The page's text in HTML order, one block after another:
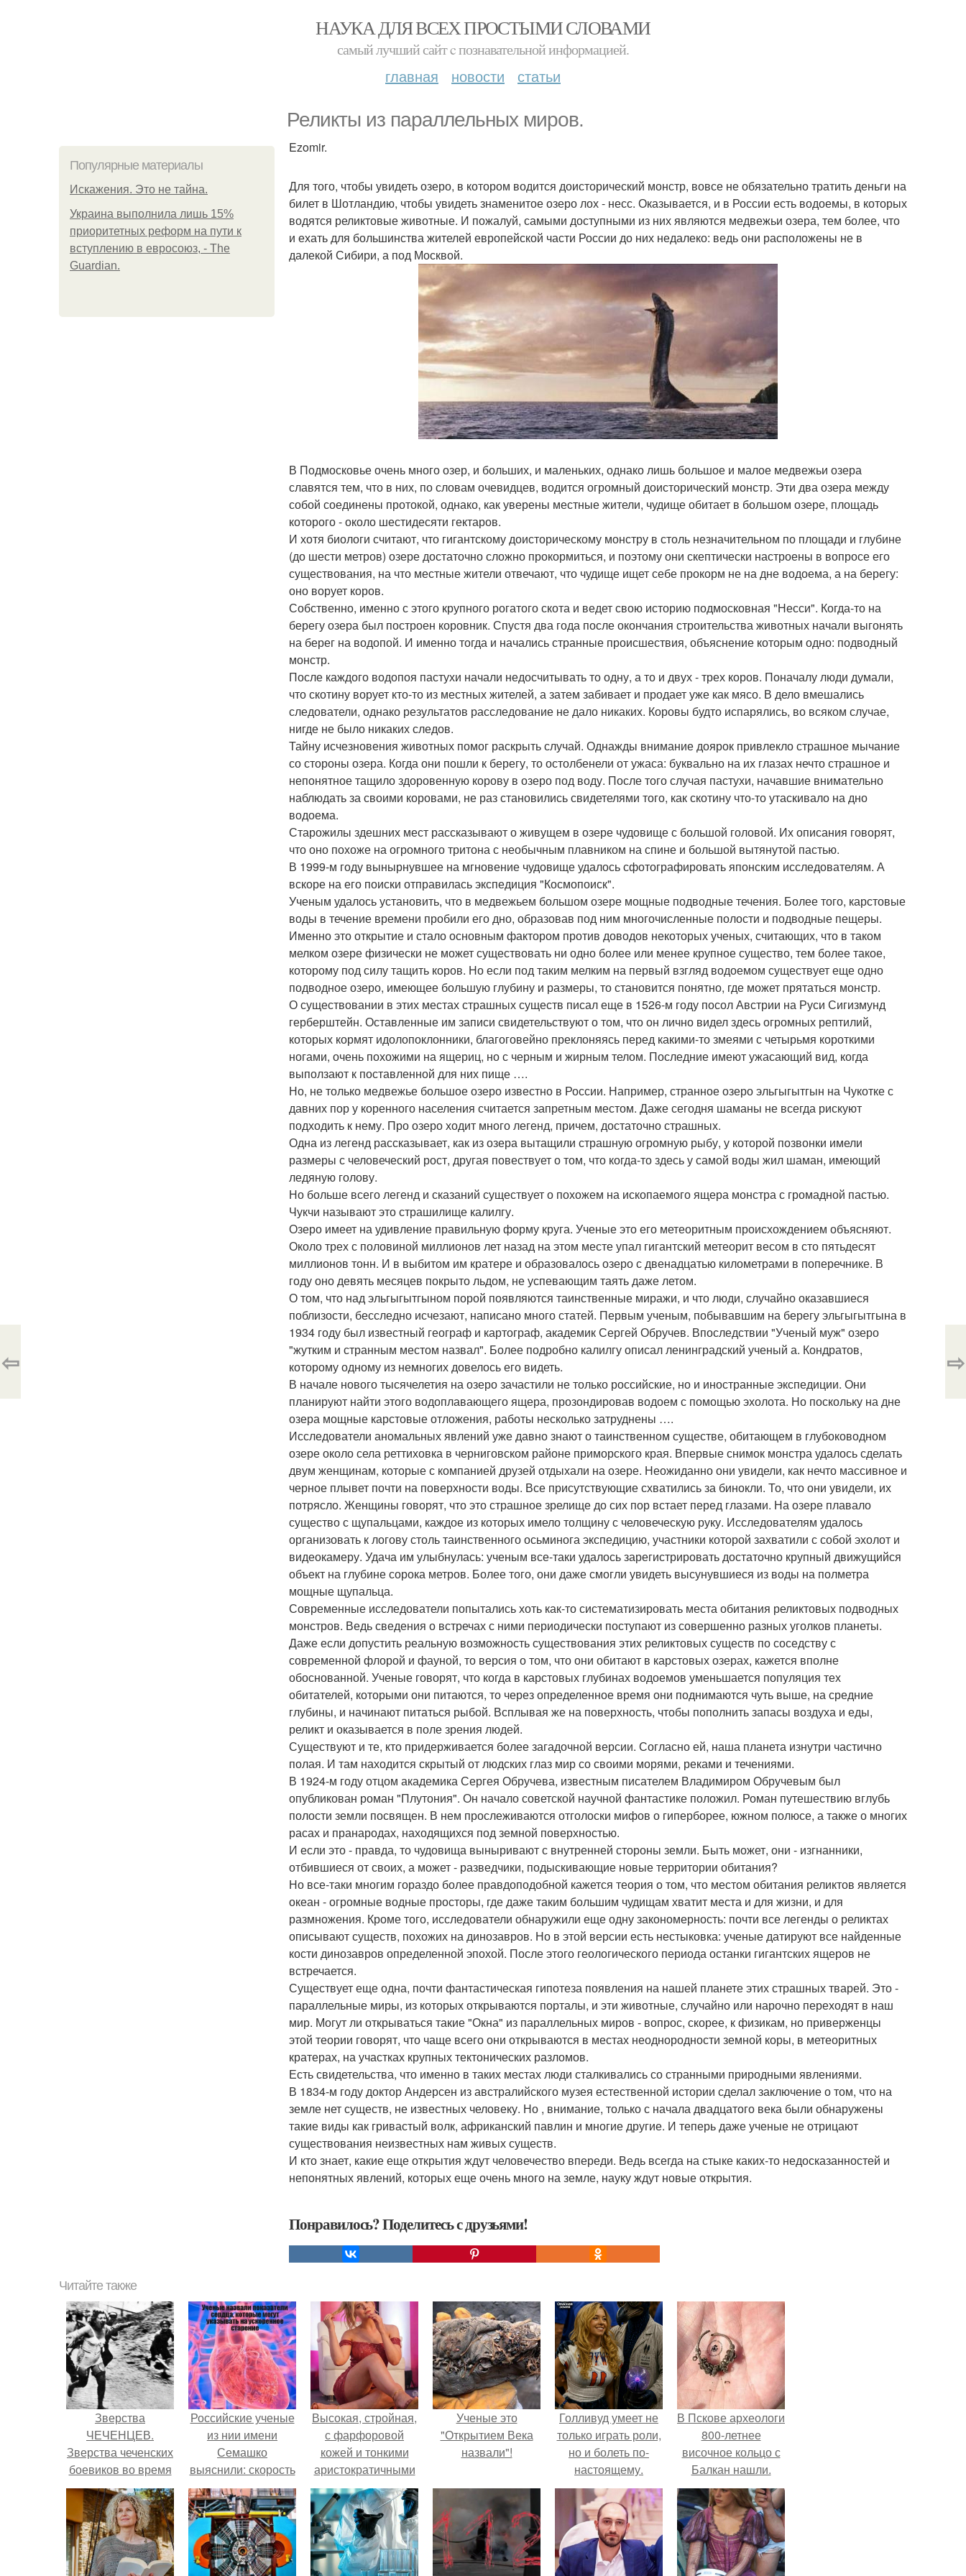
НАУКА ДЛЯ ВСЕХ ПРОСТЫМИ СЛОВАМИ
самый лучший сайт c познавательной информацией.
главная новости статьи
Реликты из параллельных миров.
Популярные материалы
Искажения. Это не тайна.
Украина выполнила лишь 15%
приоритетных реформ на пути к
вступлению в евросоюз, - The
Guardian.
Ezomir.
Для того, чтобы увидеть озеро, в котором водится доисторический монстр, вовсе не обязательно тратить деньги на
билет в Шотландию, чтобы увидеть знаменитое озеро лох - несс. Оказывается, и в России есть водоемы, в которых
водятся реликтовые животные. И пожалуй, самыми доступными из них являются медвежьи озера, тем более, что
и ехать для большинства жителей европейской части России до них недалеко: ведь они расположены не в
далекой Сибири, а под Москвой.
В Подмосковье очень много озер, и больших, и маленьких, однако лишь большое и малое медвежьи озера
славятся тем, что в них, по словам очевидцев, водится огромный доисторический монстр. Эти два озера между
собой соединены протокой, однако, как уверены местные жители, чудище обитает в большом озере, площадь
которого - около шестидесяти гектаров.
И хотя биологи считают, что гигантскому доисторическому монстру в столь незначительном по площади и глубине
(до шести метров) озере достаточно сложно прокормиться, и поэтому они скептически настроены в вопросе его
существования, на что местные жители отвечают, что чудище ищет себе прокорм не на дне водоема, а на берегу:
оно ворует коров.
Собственно, именно с этого крупного рогатого скота и ведет свою историю подмосковная "Несси". Когда-то на
берегу озера был построен коровник. Спустя два года после окончания строительства животных начали выгонять
на берег на водопой. И именно тогда и начались странные происшествия, объяснение которым одно: подводный
монстр.
После каждого водопоя пастухи начали недосчитывать то одну, а то и двух - трех коров. Поначалу люди думали,
что скотину ворует кто-то из местных жителей, а затем забивает и продает уже как мясо. В дело вмешались
следователи, однако результатов расследование не дало никаких. Коровы будто испарялись, во всяком случае,
нигде не было никаких следов.
Тайну исчезновения животных помог раскрыть случай. Однажды внимание доярок привлекло страшное мычание
со стороны озера. Когда они пошли к берегу, то остолбенели от ужаса: буквально на их глазах нечто страшное и
непонятное тащило здоровенную корову в озеро под воду. После того случая пастухи, начавшие внимательно
наблюдать за своими коровами, не раз становились свидетелями того, как скотину что-то утаскивало на дно
водоема.
Старожилы здешних мест рассказывают о живущем в озере чудовище с большой головой. Их описания говорят,
что оно похоже на огромного тритона с необычным плавником на спине и большой вытянутой пастью.
В 1999-м году вынырнувшее на мгновение чудовище удалось сфотографировать японским исследователям. А
вскоре на его поиски отправилась экспедиция "Космопоиск".
Ученым удалось установить, что в медвежьем большом озере мощные подводные течения. Более того, карстовые
воды в течение времени пробили его дно, образовав под ним многочисленные полости и подводные пещеры.
Именно это открытие и стало основным фактором против доводов некоторых ученых, считающих, что в таком
мелком озере физически не может существовать ни одно более или менее крупное существо, тем более такое,
которому под силу тащить коров. Но если под таким мелким на первый взгляд водоемом существует еще одно
подводное озеро, имеющее большую глубину и размеры, то становится понятно, где может прятаться монстр.
О существовании в этих местах страшных существ писал еще в 1526-м году посол Австрии на Руси Сигизмунд
герберштейн. Оставленные им записи свидетельствуют о том, что он лично видел здесь огромных рептилий,
которых кормят идолопоклонники, благоговейно преклоняясь перед какими-то змеями с четырьмя короткими
ногами, очень похожими на ящериц, но с черным и жирным телом. Последние имеют ужасающий вид, когда
выползают к поставленной для них пище ….
Но, не только медвежье большое озеро известно в России. Например, странное озеро эльгыгытгын на Чукотке с
давних пор у коренного населения считается запретным местом. Даже сегодня шаманы не всегда рискуют
подходить к нему. Про озеро ходит много легенд, причем, достаточно страшных.
Одна из легенд рассказывает, как из озера вытащили страшную огромную рыбу, у которой позвонки имели
размеры с человеческий рост, другая повествует о том, что когда-то здесь у самой воды жил шаман, имеющий
ледяную голову.
Но больше всего легенд и сказаний существует о похожем на ископаемого ящера монстра с громадной пастью.
Чукчи называют это страшилище калилгу.
Озеро имеет на удивление правильную форму круга. Ученые это его метеоритным происхождением объясняют.
Около трех с половиной миллионов лет назад на этом месте упал гигантский метеорит весом в сто пятьдесят
миллионов тонн. И в выбитом им кратере и образовалось озеро с двенадцатью километрами в поперечнике. В
году оно девять месяцев покрыто льдом, не успевающим таять даже летом.
О том, что над эльгыгытгыном порой появляются таинственные миражи, и что люди, случайно оказавшиеся
поблизости, бесследно исчезают, написано много статей. Первым ученым, побывавшим на берегу эльгыгытгына в
1934 году был известный географ и картограф, академик Сергей Обручев. Впоследствии "Ученый муж" озеро
"жутким и странным местом назвал". Более подробно калилгу описал ленинградский ученый а. Кондратов,
которому одному из немногих довелось его видеть.
В начале нового тысячелетия на озеро зачастили не только российские, но и иностранные экспедиции. Они
планируют найти этого водоплавающего ящера, прозондировав водоем с помощью эхолота. Но поскольку на дне
озера мощные карстовые отложения, работы несколько затруднены ….
Исследователи аномальных явлений уже давно знают о таинственном существе, обитающем в глубоководном
озере около села реттиховка в черниговском районе приморского края. Впервые снимок монстра удалось сделать
двум женщинам, которые с компанией друзей отдыхали на озере. Неожиданно они увидели, как нечто массивное и
черное плывет почти на поверхности воды. Все присутствующие схватились за бинокли. То, что они увидели, их
потрясло. Женщины говорят, что это страшное зрелище до сих пор встает перед глазами. На озере плавало
существо с щупальцами, каждое из которых имело толщину с человеческую руку. Исследователям удалось
организовать к логову столь таинственного осьминога экспедицию, участники которой захватили с собой эхолот и
видеокамеру. Удача им улыбнулась: ученым все-таки удалось зарегистрировать достаточно крупный движущийся
объект на глубине сорока метров. Более того, они даже смогли увидеть высунувшиеся из воды на полметра
мощные щупальца.
Современные исследователи попытались хоть как-то систематизировать места обитания реликтовых подводных
монстров. Ведь сведения о встречах с ними периодически поступают из совершенно разных уголков планеты.
Даже если допустить реальную возможность существования этих реликтовых существ по соседству с
современной флорой и фауной, то версия о том, что они обитают в карстовых озерах, кажется вполне
обоснованной. Ученые говорят, что когда в карстовых глубинах водоемов уменьшается популяция тех
обитателей, которыми они питаются, то через определенное время они поднимаются чуть выше, на средние
глубины, и начинают питаться рыбой. Всплывая же на поверхность, чтобы пополнить запасы воздуха и еды,
реликт и оказывается в поле зрения людей.
Существуют и те, кто придерживается более загадочной версии. Согласно ей, наша планета изнутри частично
полая. И там находится скрытый от людских глаз мир со своими морями, реками и течениями.
В 1924-м году отцом академика Сергея Обручева, известным писателем Владимиром Обручевым был
опубликован роман "Плутония". Он начало советской научной фантастике положил. Роман путешествию вглубь
полости земли посвящен. В нем прослеживаются отголоски мифов о гиперборее, южном полюсе, а также о многих
расах и пранародах, находящихся под земной поверхностью.
И если это - правда, то чудовища выныривают с внутренней стороны земли. Быть может, они - изгнанники,
отбившиеся от своих, а может - разведчики, подыскивающие новые территории обитания?
Но все-таки многим гораздо более правдоподобной кажется теория о том, что местом обитания реликтов является
океан - огромные водные просторы, где даже таким большим чудищам хватит места и для жизни, и для
размножения. Кроме того, исследователи обнаружили еще одну закономерность: почти все легенды о реликтах
описывают существ, похожих на динозавров. Но в этой версии есть нестыковка: ученые датируют все найденные
кости динозавров определенной эпохой. После этого геологического периода останки гигантских ящеров не
встречается.
Существует еще одна, почти фантастическая гипотеза появления на нашей планете этих страшных тварей. Это -
параллельные миры, из которых открываются порталы, и эти животные, случайно или нарочно переходят в наш
мир. Могут ли открываться такие "Окна" из параллельных миров - вопрос, скорее, к физикам, но приверженцы
этой теории говорят, что чаще всего они открываются в местах неоднородности земной коры, в метеоритных
кратерах, на участках крупных тектонических разломов.
Есть свидетельства, что именно в таких местах люди сталкивались со странными природными явлениями.
В 1834-м году доктор Андерсен из австралийского музея естественной истории сделал заключение о том, что на
земле нет существ, не известных человеку. Но , внимание, только с начала двадцатого века были обнаружены
такие виды как гривастый волк, африканский павлин и многие другие. И теперь даже ученые не отрицают
существования неизвестных нам живых существ.
И кто знает, какие еще открытия ждут человечество впереди. Ведь всегда на стыке каких-то недосказанностей и
непонятных явлений, которых еще очень много на земле, науку ждут новые открытия.
Понравилось? Поделитесь с друзьями!
⇦ ⇨
Читайте также
Зверства
ЧЕЧЕНЦЕВ.
Зверства чеченских
боевиков во время
первой чеченской.
Российские ученые
из нии имени
Семашко
выяснили: скорость
старения напрямую
зависит от
состояния сосудов
и работы сердца.
Высокая, стройная,
с фарфоровой
кожей и тонкими
аристократичными
чертами, эль
выглядит так, будто
сошла с полотна
художника.
Ученые это
"Открытием Века
назвали"!
Голливуд умеет не
только играть роли,
но и болеть по-
настоящему.
В Пскове археологи
800-летнее
височное кольцо с
Балкан нашли.